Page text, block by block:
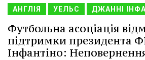
АНГЛІЯ УЕЛЬС ДЖАННІ
Футбольна асоціація
підтримки президента
Інфантіно: